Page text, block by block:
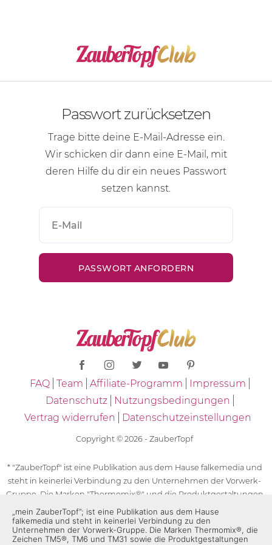
Passwort zurücksetzen
Trage bitte deine E-Mail-Adresse ein.
Wir schicken dir dann eine E-Mail , mit
deren Hilfe du dir ein neues Passwort
setzen kannst.
FAQ Team Affiliate-Programm
Impressum
Datenschutz
Nutzungsbedingungen
Vertrag widerrufen
Datenschutzeinstellungen
Copyright © 2026 - ZauberTopf
* "ZauberTopf" ist eine Publikation aus dem Hause falkemedia und
steht in keinerlei Verbindung zu den Unternehmen der Vorwerk-
Gruppe. Die Marken "Thermomix®" und die Produktgestaltungen
des "Thermomix®" sind eingetragene Marken der Unternehmen
der Vorwerk-Gruppe. Die Marken Thermomix®, die Zeichen TM5®,
TM6 und TM31 sowie die Produktgestaltungen des Thermomix®
„mein ZauberTopf”; ist eine Publikation aus dem Hause
falkemedia und steht in keinerlei Verbindung zu den
Unternehmen der Vorwerk-Gruppe. Die Marken Thermomix®, die
Zeichen TM5®, TM6 und TM31 sowie die Produktgestaltungen